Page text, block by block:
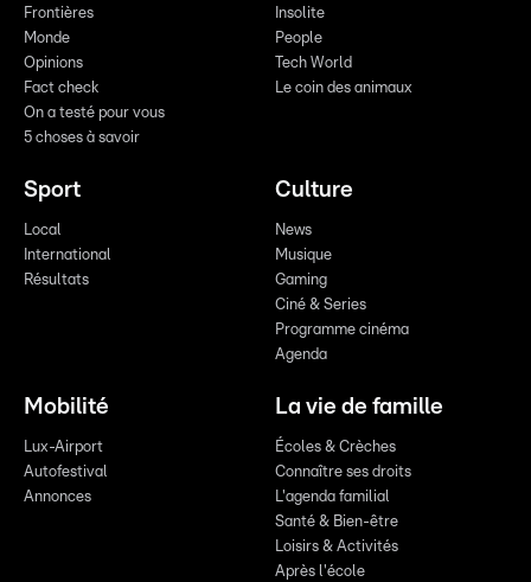
Frontières
Monde
Opinions
Fact check
On a testé pour vous
5 choses à savoir
Insolite
People
Tech World
Le coin des animaux
Sport
Local
International
Résultats
Culture
News
Musique
Gaming
Ciné & Series
Programme cinéma
Agenda
Mobilité
Lux-Airport
Autofestival
Annonces
La vie de famille
Écoles & Crèches
Connaître ses droits
L'agenda familial
Santé & Bien-être
Loisirs & Activités
Après l'école